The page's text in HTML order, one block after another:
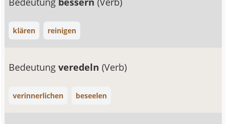
klären reinigen
Bedeutungveredeln(Verb)
verinnerlichen beseelen